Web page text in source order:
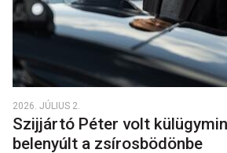
2026. JÚLIUS 2.
Szijjártó Péter volt
belenyúlt a zsírosbödönbe